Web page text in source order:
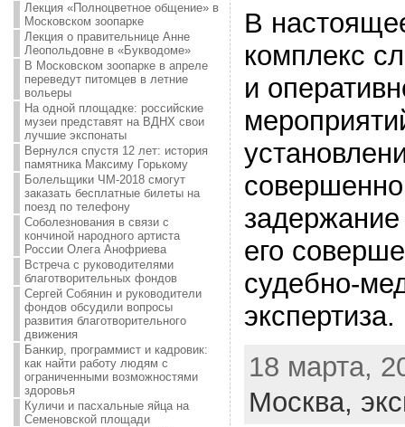
Лекция «Полноцветное общение» в
Московском зоопарке
Лекция о правительнице Анне
Леопольдовне в «Букводоме»
В Московском зоопарке в апреле
переведут питомцев в летние
вольеры
На одной площадке: российские
музеи представят на ВДНХ свои
лучшие экспонаты
Вернулся спустя 12 лет: история
памятника Максиму Горькому
Болельщики ЧМ-2018 смогут
заказать бесплатные билеты на
поезд по телефону
Соболезнования в связи с
кончиной народного артиста
России Олега Анофриева
Встреча с руководителями
благотворительных фондов
Сергей Собянин и руководители
фондов обсудили вопросы
развития благотворительного
движения
Банкир, программист и кадровик:
как найти работу людям с
ограниченными возможностями
здоровья
Куличи и пасхальные яйца на
Семеновской площади
В
комплекс
и
его
судебно-
экспертиза.
18 марта,
Москва,